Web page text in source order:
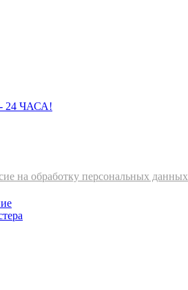
на обработку персональных данных